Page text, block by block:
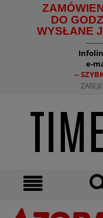
DO
WYSŁANE
e-
--